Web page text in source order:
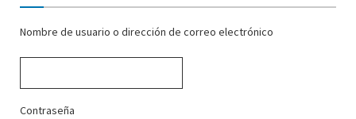
Nombre de usuario o dirección de correo electrónico
Contraseña